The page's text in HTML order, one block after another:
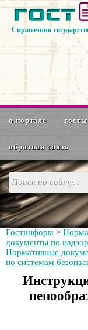
Справочник
о портале госты
обратная связь
Гостинформ >
документы по
Нормативные
по системам